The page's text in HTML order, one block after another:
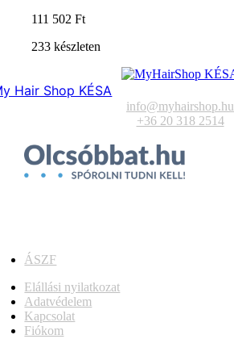
111 502Ft
233 készleten
Hair Shop KÉSA
info@myhairshop.hu
+36 20 318 2514
ÁSZF
Elállási nyilatkozat
Adatvédelem
Kapcsolat
Fiókom